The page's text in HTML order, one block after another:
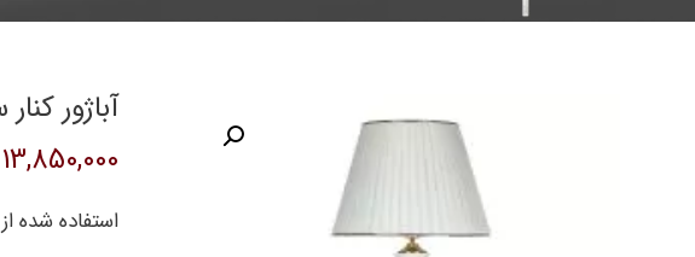
آباژور کنار
13,850,000
استفاده شده